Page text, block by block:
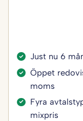
Just nu 6
Öppet
moms
Fyra
mixpris